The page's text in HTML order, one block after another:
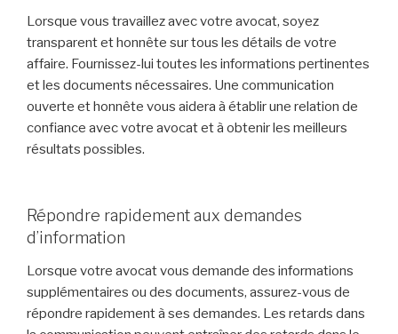
Lorsque vous travaillez avec votre avocat, soyez
transparent et honnête sur tous les détails de votre
affaire. Fournissez-lui toutes les informations pertinentes
et les documents nécessaires. Une communication
ouverte et honnête vous aidera à établir une relation de
confiance avec votre avocat et à obtenir les meilleurs
résultats possibles.
Répondre rapidement aux demandes
d’information
Lorsque votre avocat vous demande des informations
supplémentaires ou des documents, assurez-vous de
répondre rapidement à ses demandes. Les retards dans